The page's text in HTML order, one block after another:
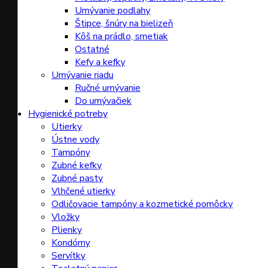
Umývanie podlahy
Štipce, šnúry na bielizeň
Kôš na prádlo, smetiak
Ostatné
Kefy a kefky
Umývanie riadu
Ručné umývanie
Do umývačiek
Hygienické potreby
Utierky
Ústne vody
Tampóny
Zubné kefky
Zubné pasty
Vlhčené utierky
Odličovacie tampóny a kozmetické pomôcky
Vložky
Plienky
Kondómy
Servítky